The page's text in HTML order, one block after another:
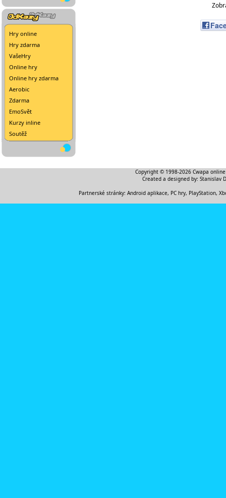
Hry online
Hry zdarma
VašeHry
Online hry
Online hry zdarma
Aerobic
Zdarma
EmoSvět
Kurzy inline
Soutěž
Copyright © 1998-2026 Cwapa
Created a designed by: Stanislav
Partnerské stránky: Android aplikace, PC hry, PlayStation,